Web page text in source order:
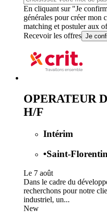
En cliquant sur "Je
générales pour créer mon
matching et postuler aux
Recevoir les offres Je
OPERATEUR
H/F
Intérim
•Saint-
Le 7 août
Dans le cadre du
recherchons pour notre
industriel, un...
New